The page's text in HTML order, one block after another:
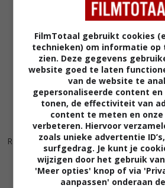
7,1
Rosewood (1997)
FilmTotaal gebruikt cookies
technieken) om informatie op
zien. Deze gegevens
website goed te laten
van de website te
gepersonaliseerde content
tonen, de effectiviteit van
content te meten en
verbeteren. Hiervoor
zoals unieke advertentie
surfgedrag. Je kunt je
wijzigen door het gebruik
'Meer opties' knop of via
aanpassen' onderaan